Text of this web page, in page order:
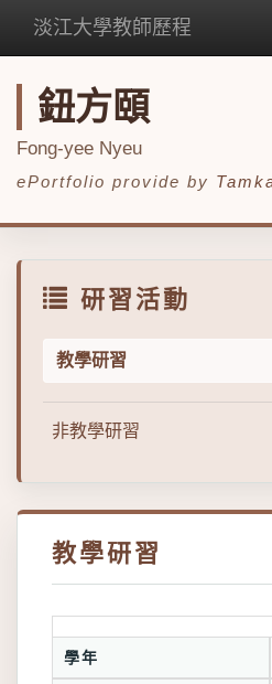
淡江大學教師歷程
鈕方頤
Fong-yee Nyeu
ePortfolio provide by
研習活動
教學研習
非教學研習
教學研習
學年